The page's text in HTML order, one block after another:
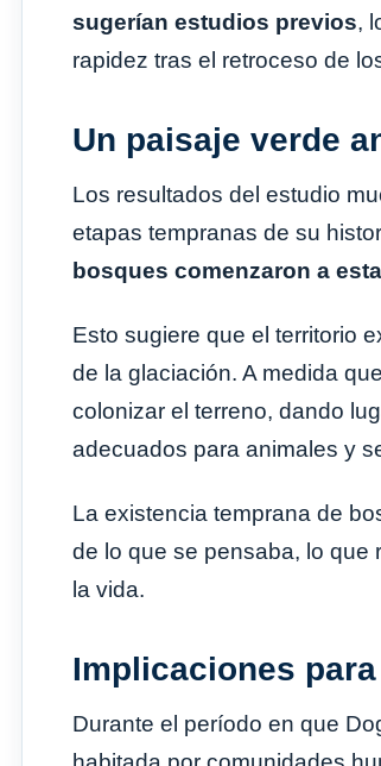
sugerían estudios previos,
rapidez tras el retroceso de
Un paisaje verde
Los resultados del estudio
etapas tempranas de su
bosques comenzaron a
Esto sugiere que el territorio
de la glaciación. A medida
colonizar el terreno, dando
adecuados para animales y
La existencia temprana de
de lo que se pensaba, lo que
la vida.
Implicaciones
Durante el período en que